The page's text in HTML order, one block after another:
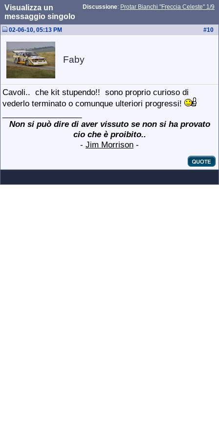
Discussione: Protar Bianchi "Freccia Celeste" 1/9
Visualizza un
messaggio singolo
#10
02-06-10, 05:13 PM
Faby
Cavoli.. che kit stupendo!! sono proprio curioso di
vederlo terminato o comunque ulteriori progressi!
Non si può dire di aver vissuto se non si ha provato
cio che è proibito..
- Jim Morrison -